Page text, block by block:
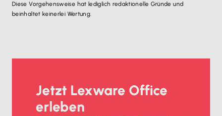
Diese Vorgehensweise hat lediglich redaktionelle Gründe und
beinhaltet keinerlei Wertung.
Jetzt Lexware Office
erleben